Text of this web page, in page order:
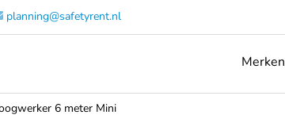
planning@safetyrent.nl
Merken
6 meter Mini